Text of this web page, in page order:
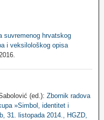
suvremenog hrvatskog
i veksilološkog opisa
(ed.): Zbornik radova
»Simbol, identitet i
31. listopada 2014., HGZD,